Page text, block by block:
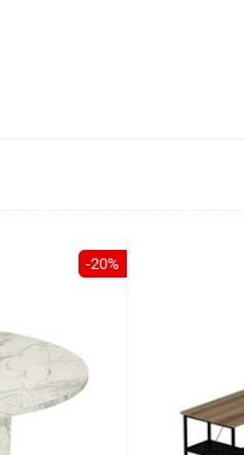
-20%